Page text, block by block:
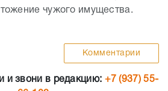
чужого имущества.
Комментарии
и звони в редакцию: +7 (937) 55-